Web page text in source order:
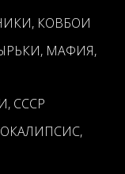
КОВБОИ
МАФИЯ,
СССР